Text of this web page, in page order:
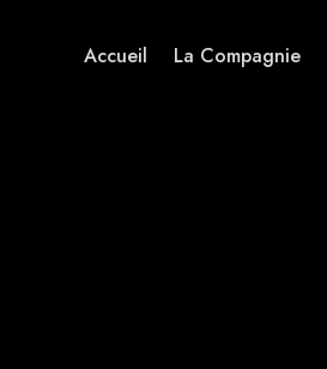
Accueil La Compagnie